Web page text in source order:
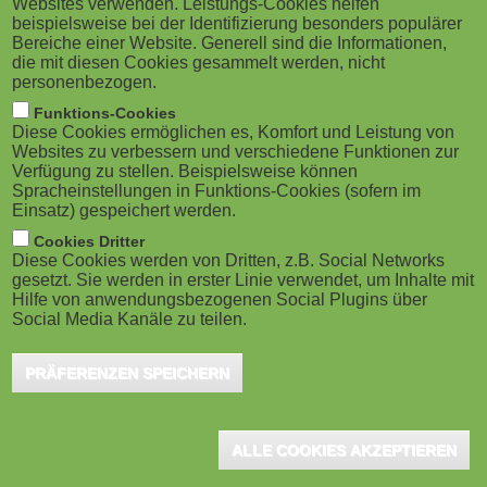
M
o
b
i
l
e
)
g
a
o
n
Berlin, Juli 2025 - Eine neue Studie des
NEGZ·Kompetenznetzwerk Digitale
Verwaltung zeigt, wie Peer-Group Mentoring
dabei helfen kann, die nötigen Führungskompetenzen
gezielt weiterzuentwickeln. Michael Koddebusch,
Carolin Kister, Franka Eberhardt, Paul Kruse und
Marcel "Otto" Yon haben die Studie mit dem Titel
"Führung im digitalen Zeitalter" verfasst. Das
interdisziplinäre Autor:innenteam verbindet
wissenschaftliche Perspektiven, etwa von der
Center for Information Systems (ERCIS), mit
Websites verwenden. Leistungs-Cookies helfen
beispielsweise bei der Identifizierung besonders populärer
Bereiche einer Website. Generell sind die Informationen,
die mit diesen Cookies gesammelt werden, nicht
personenbezogen.
Funktions-Cookies
Diese Cookies ermöglichen es, Komfort und Leistung von
Websites zu verbessern und verschiedene Funktionen zur
Verfügung zu stellen. Beispielsweise können
Spracheinstellungen in Funktions-Cookies (sofern im
Einsatz) gespeichert werden.
Cookies Dritter
Diese Cookies werden von Dritten, z.B. Social Networks
gesetzt. Sie werden in erster Linie verwendet, um Inhalte mit
Hilfe von anwendungsbezogenen Social Plugins über
Social Media Kanäle zu teilen.
PRÄFERENZEN SPEICHERN
ALLE COOKIES AKZEPTIEREN